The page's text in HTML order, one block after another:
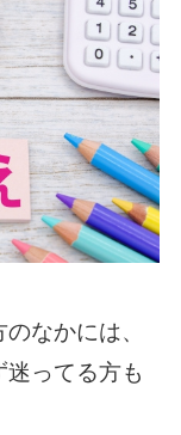
なかには、
ってる方も